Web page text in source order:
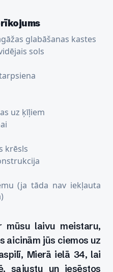
glabāšanas kastes
sols
uz ķīļiem
krēsls
(ja tāda nav iekļauta
mūsu laivu meistaru,
aicinām jūs ciemos uz
Mierā ielā 34, lai
sajustu un iesēstos